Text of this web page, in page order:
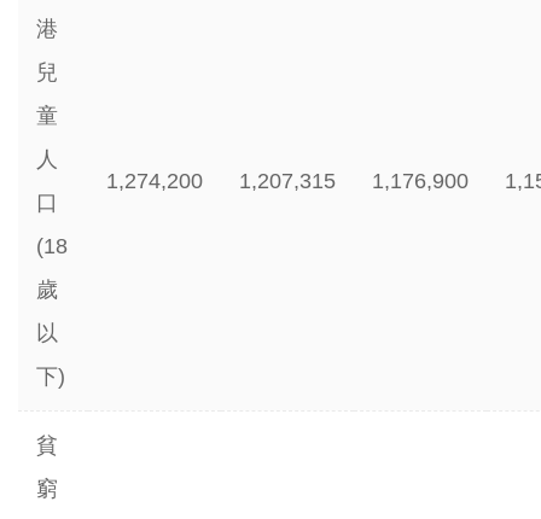
港
兒
童
人
口
(18
歲
以
下)
1,274,200 1,207,315 1,176,900
貧
窮